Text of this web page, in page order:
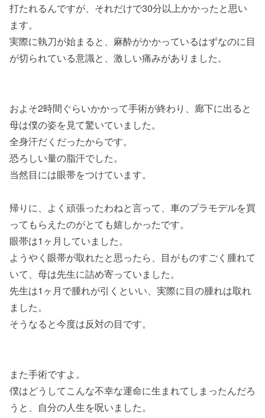
打たれるんですが、それだけで30分以上かかったと思い
ます。
実際に執刀が始まると、麻酔がかかっているはずなのに目
が切られている意識と、激しい痛みがありました。
およそ2時間ぐらいかかって手術が終わり、廊下に出ると
母は僕の姿を見て驚いていました。
全身汗だくだったからです。
恐ろしい量の脂汗でした。
当然目には眼帯をつけています。
帰りに、よく頑張ったわねと言って、車のプラモデルを買
ってもらえたのがとても嬉しかったです。
眼帯は1ヶ月していました。
ようやく眼帯が取れたと思ったら、目がものすごく腫れて
いて、母は先生に詰め寄っていました。
先生は1ヶ月で腫れが引くといい、実際に目の腫れは取れ
ました。
そうなると今度は反対の目です。
また手術ですよ。
僕はどうしてこんな不幸な運命に生まれてしまったんだろ
うと、自分の人生を呪いました。